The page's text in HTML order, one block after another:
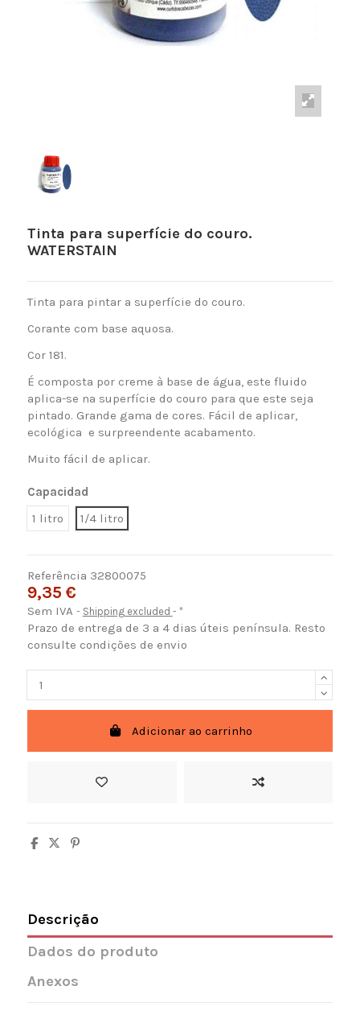
Tinta para superfície do couro.
WATERSTAIN
Tinta para pintar a superfície do couro.
Corante com base aquosa.
Cor 181.
É composta por creme à base de água, este fluido
aplica-se na superfície do couro para que este seja
pintado. Grande gama de cores. Fácil de aplicar,
ecológica e surpreendente acabamento.
Muito fácil de aplicar.
Capacidad
1 litro
1/4 litro
Referência 32800075
9,35 €
Sem IVA Shipping excluded *
Prazo de entrega de 3 a 4 dias úteis península. Resto
consulte condições de envio
Adicionar ao carrinho
Descrição
Dados do produto
Anexos